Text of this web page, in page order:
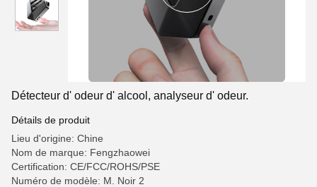
Détecteur d' odeur d' alcool, analyseur d' odeur.
Détails de produit
Lieu d'origine: Chine
Nom de marque: Fengzhaowei
Certification: CE/FCC/ROHS/PSE
Numéro de modèle: M. Noir 2